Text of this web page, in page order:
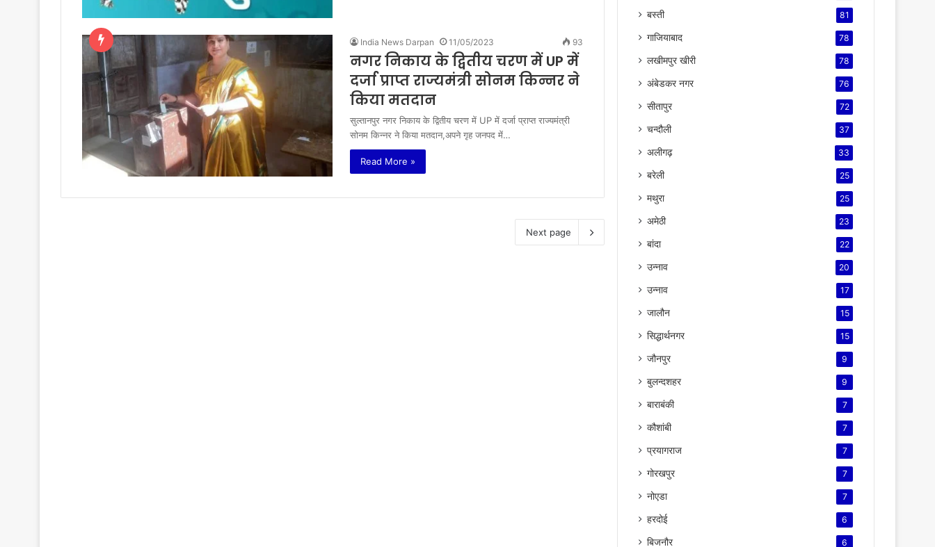
India News Darpan 11/05/2023 93
नगर निकाय के द्वितीय चरण में UP में
दर्जा प्राप्त राज्यमंत्री सोनम किन्नर ने
किया मतदान
सुल्तानपुर नगर निकाय के द्वितीय चरण में UP में दर्जा प्राप्त राज्यमंत्री
सोनम किन्नर ने किया मतदान,अपने गृह जनपद में…
Read More »
Next page
बस्ती 81
गाजियाबाद 78
लखीमपुर खीरी 78
अंबेडकर नगर 76
सीतापुर 72
चन्दौली 37
अलीगढ़ 33
बरेली 25
मथुरा 25
अमेठी 23
बांदा 22
उन्नाव 20
उन्नाव 17
जालौन 15
सिद्धार्थनगर 15
जौनपुर 9
बुलन्दशहर 9
बाराबंकी 7
कौशांबी 7
प्रयागराज 7
गोरखपुर 7
नोएडा 7
हरदोई 6
बिजनौर 6